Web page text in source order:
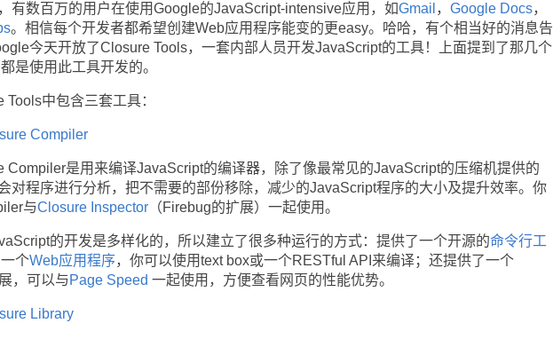
数百万的用户在使用Google的JavaScript-intensive应用，如Gmail ， Google Docs，
。相信每个开发者都希望创建Web应用程序能变的更easy。哈哈，有个相当好的消息告
今天开放了Closure Tools，一套内部人员开发JavaScript的工具！上面提到了那几个
是使用此工具开发的。
中包含三套工具：
Compiler
是用来编译JavaScript的编译器，除了像最常见的JavaScript的压缩机提供的
对程序进行分析，把不需要的部份移除，减少的JavaScript程序的大小及提升效率。你
与Closure Inspector （Firebug的扩展）一起使用。
的开发是多样化的，所以建立了很多种运行的方式：提供了一个开源的命令行工
个Web应用程序，你可以使用text box或一个RESTful API来编译；还提供了一个
，可以与Page Speed 一起使用，方便查看网页的性能优势。
Library